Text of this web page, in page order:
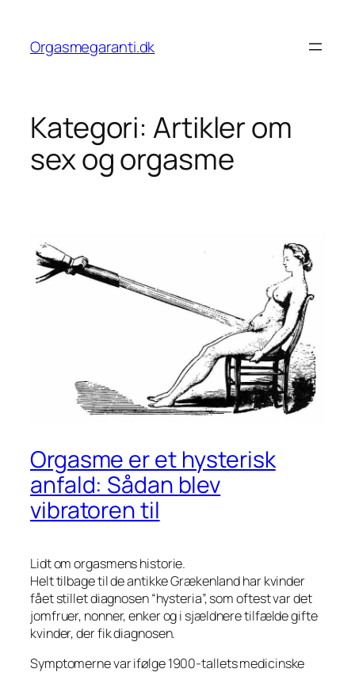
indhold
Orgasmegaranti.dk
Kategori: Artikler om
sex og orgasme
Orgasme er et hysterisk
anfald: Sådan blev
vibratoren til
Lidt om orgasmens historie.
Helt tilbage til de antikke Grækenland har kvinder
fået stillet diagnosen “hysteria”, som oftest var det
jomfruer, nonner, enker og i sjældnere tilfælde gifte
kvinder, der fik diagnosen.
Symptomerne var ifølge 1900-tallets medicinske